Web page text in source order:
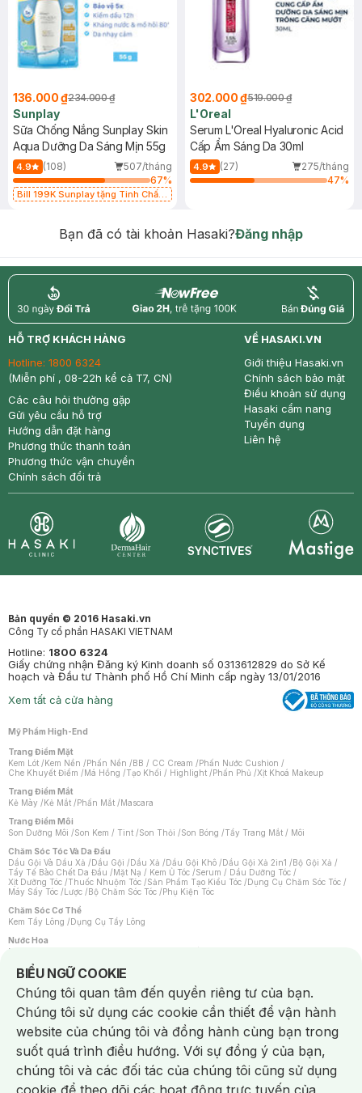
136.000 ₫234.000 ₫
Sunplay
Sữa Chống Nắng Sunplay Skin
Aqua Dưỡng Da Sáng Mịn 55g
4.9 (108)
507/tháng
67%
Bill 199K Sunplay tặng Tinh Chất
302.000 ₫519.000 ₫
L'Oreal
Serum L'Oreal Hyaluronic Acid
Cấp Ẩm Sáng Da 30ml
4.9 (27)
275/tháng
47%
Bạn đã có tài khoản Hasaki?Đăng nhập
return nowfree price
HỖ TRỢ KHÁCH HÀNG
Hotline: 1800 6324
(Miễn phí , 08-22h kể cả T7, CN)
Các câu hỏi thường gặp
Gửi yêu cầu hỗ trợ
Hướng dẫn đặt hàng
Phương thức thanh toán
Phương thức vận chuyển
Chính sách đổi trả
VỀ HASAKI.VN
Giới thiệu Hasaki.vn
Chính sách bảo mật
Điều khoản sử dụng
Hasaki cẩm nang
Tuyển dụng
Liên hệ
Bản quyền © 2016 Hasaki.vn
Công Ty cổ phần HASAKI VIETNAM
Hotline: 1800 6324
Giấy chứng nhận Đăng ký Kinh doanh số 0313612829 do Sở Kế
hoạch và Đầu tư Thành phố Hồ Chí Minh cấp ngày 13/01/2016
Xem tất cả cửa hàng
Mỹ Phẩm High-End
Trang Điểm Mặt
Kem Lót /Kem Nền /Phấn Nền /BB / CC Cream /Phấn Nước Cushion /
Che Khuyết Điểm /Má Hồng /Tạo Khối / Highlight /Phấn Phủ /Xịt Khoá Makeup
Trang Điểm Mắt
Kẻ Mày /Kẻ Mắt /Phấn Mắt /Mascara
Trang Điểm Môi
Son Dưỡng Môi /Son Kem / Tint /Son Thỏi /Son Bóng /Tẩy Trang Mắt / Môi
Chăm Sóc Tóc Và Da Đầu
Dầu Gội Và Dầu Xả /Dầu Gội /Dầu Xả /Dầu Gội Khô /Dầu Gội Xả 2in1 /Bộ Gội Xả /
Tẩy Tế Bào Chết Da Đầu /Mặt Nạ / Kem Ủ Tóc /Serum / Dầu Dưỡng Tóc /
Xịt Dưỡng Tóc /Thuốc Nhuộm Tóc /Sản Phẩm Tạo Kiểu Tóc /Dụng Cụ Chăm Sóc Tóc /
Máy Sấy Tóc /Lược /Bộ Chăm Sóc Tóc /Phụ Kiện Tóc
Chăm Sóc Cơ Thể
Kem Tẩy Lông /Dụng Cụ Tẩy Lông
Nước Hoa
Nước Hoa Nữ
Chăm Sóc Cá Nhân
Chống Muỗi /Khẩu Trang /Máy Massage/Mặt Nạ Xông Hơi /Nước Rửa Tay/
Sản Phẩm Chăm Sóc Khác /Bàn Chải Đánh Răng /Bàn Chải Điện/
Hỗ Trợ Trắng Răng/Kem Đánh Răng /Máy Tăm Nước/ Nước Súc Miệng/
Tăm / Chỉ Nha Khoa/ Xịt Thơm Miệng / Dung Dịch Vệ Sinh/Dưỡng Vùng Kín/
Khăn Ướt Vệ Sinh Vùng Kín/Băng Vệ Sinh/Tampon/Bọt Cạo Râu /Dao Cạo Râu/
Máy Cạo Râu
Vấn Đề Về Da
Da Dầu / Lỗ Chân Lông To/ Da Khô / Mất Nước/ Da Lão Hóa/ Da Mụn/
Da Nhạy Cảm / Kích Ứng
Da Xỉn Màu Thâm / Nám / Tàn Nhang
Quầng Thâm & Bọng Mắt /Sẹo /Viêm Da Cơ Địa
BIỂU NGỮ COOKIE
Notice about cookies usage
Chúng tôi quan tâm đến quyền riêng tư của bạn.
Chúng tôi sử dụng các cookie cần thiết để vận hành
website của chúng tôi và đồng hành cùng bạn trong
suốt quá trình điều hướng. Với sự đồng ý của bạn,
chúng tôi và các đối tác của chúng tôi cũng sử dụng
cookie để theo dõi các hoạt động trực tuyến của